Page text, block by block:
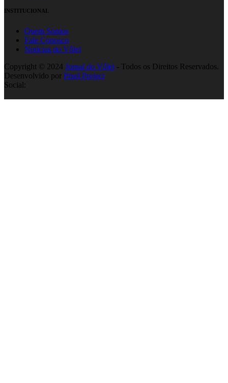
INSTITUCIONAL
Quem Somos
Fale Conosco
Notícias do Vôlei
Copyright © 2024 Jornal do Vôlei - Todos os Direitos Reservados.
Desenvolvido por Pixel Project
Social: